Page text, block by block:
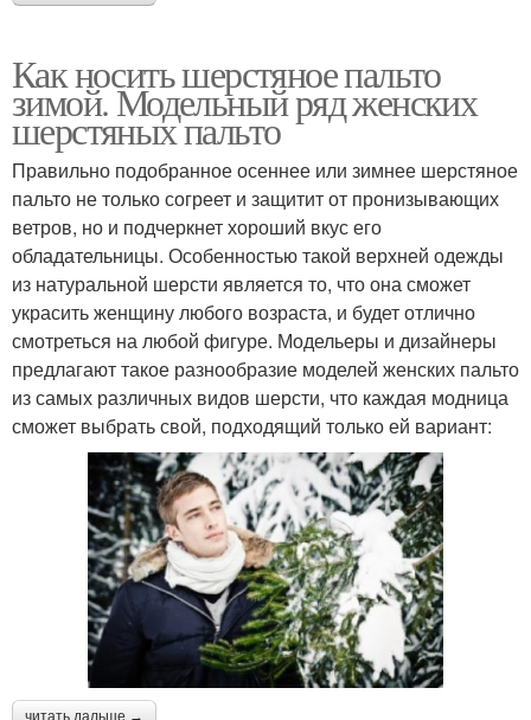
Как носить шерстяное пальто
зимой. Модельный ряд женских
шерстяных пальто
Правильно подобранное осеннее или зимнее шерстяное
пальто не только согреет и защитит от пронизывающих
ветров, но и подчеркнет хороший вкус его
обладательницы. Особенностью такой верхней одежды
из натуральной шерсти является то, что она сможет
украсить женщину любого возраста, и будет отлично
смотреться на любой фигуре. Модельеры и дизайнеры
предлагают такое разнообразие моделей женских пальто
из самых различных видов шерсти, что каждая модница
сможет выбрать свой, подходящий только ей вариант: